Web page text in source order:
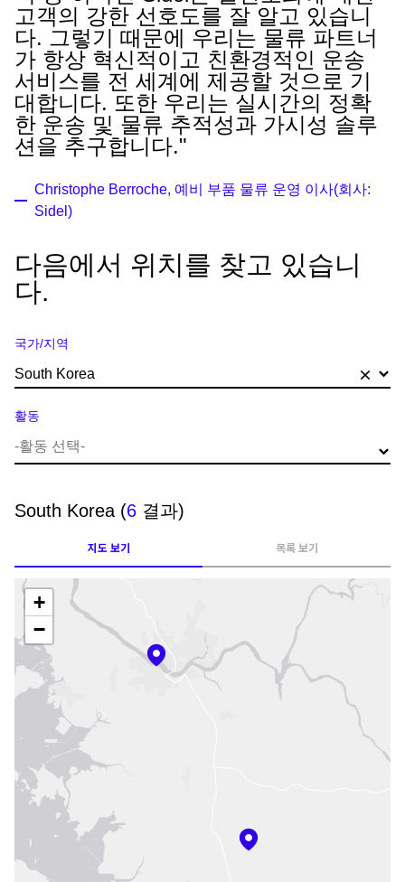
고객의 강한 선호도를 잘 알고 있습니
다. 그렇기 때문에 우리는 물류 파트너
가 항상 혁신적이고 친환경적인 운송
서비스를 전 세계에 제공할 것으로 기
대합니다. 또한 우리는 실시간의 정확
한 운송 및 물류 추적성과 가시성 솔루
션을 추구합니다."
Christophe Berroche, 예비 부품 물류 운영 이사(회사:
Sidel)
다음에서 위치를 찾고 있습니
다.
국가/지역
×
South Korea
활동
South Korea (6 결과)
지도 보기 목록 보기
+
−